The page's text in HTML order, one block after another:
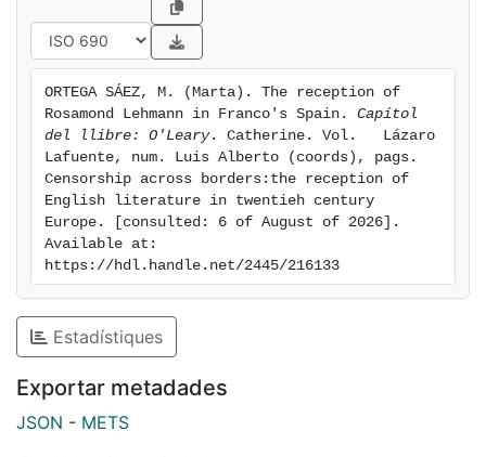
ORTEGA SÁEZ, M. (Marta). The reception of
Rosamond Lehmann in Franco's Spain. Capítol
del llibre: O'Leary. Catherine. Vol.   Lázaro
Lafuente, num. Luis Alberto (coords), pags.
Censorship across borders:the reception of
English literature in twentieh century
Europe. [consulted: 6 of August of 2026].
Available at:
https://hdl.handle.net/2445/216133
Estadístiques
Exportar metadades
JSON - METS